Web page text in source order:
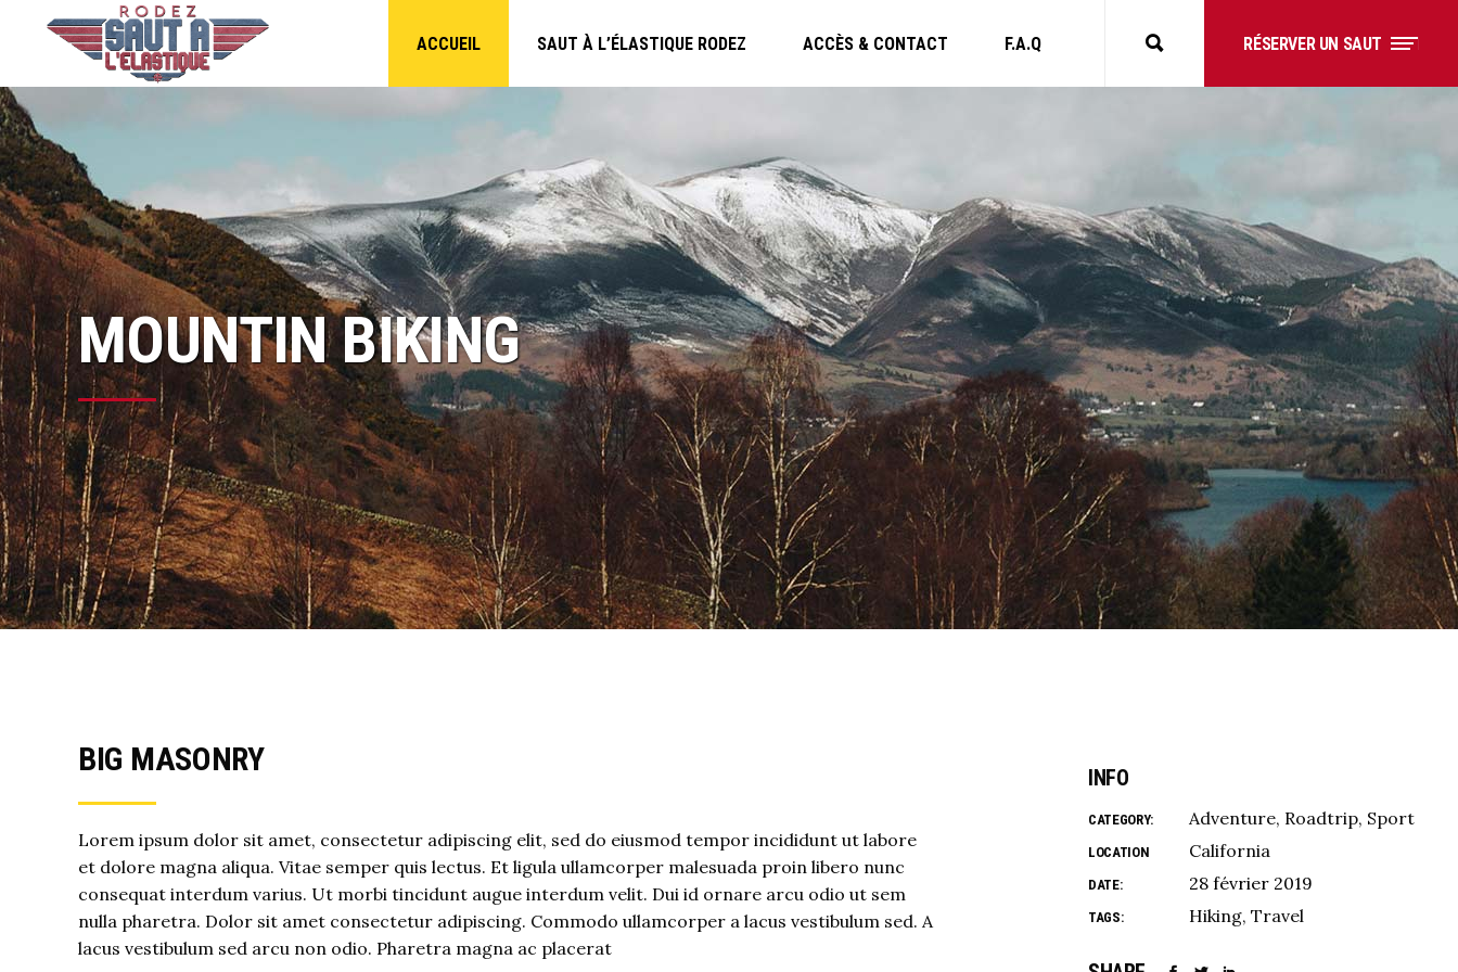
ACCUEIL SAUT À L’ÉLASTIQUE RODEZ ACCÈS & CONTACT F.A.Q RÉSERVER UN SAUT
MOUNTIN BIKING
BIG MASONRY
Lorem ipsum dolor sit amet, consectetur adipiscing elit, sed do eiusmod tempor incididunt ut labore
et dolore magna aliqua. Vitae semper quis lectus. Et ligula ullamcorper malesuada proin libero nunc
consequat interdum varius. Ut morbi tincidunt augue interdum velit. Dui id ornare arcu odio ut sem
nulla pharetra. Dolor sit amet consectetur adipiscing. Commodo ullamcorper a lacus vestibulum sed. A
lacus vestibulum sed arcu non odio. Pharetra magna ac placerat
INFO
CATEGORY: Adventure Roadtrip Sport
LOCATION California
DATE: 28 février 2019
TAGS: Hiking Travel